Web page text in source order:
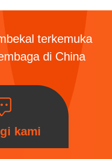
terkemuka
di China
kami